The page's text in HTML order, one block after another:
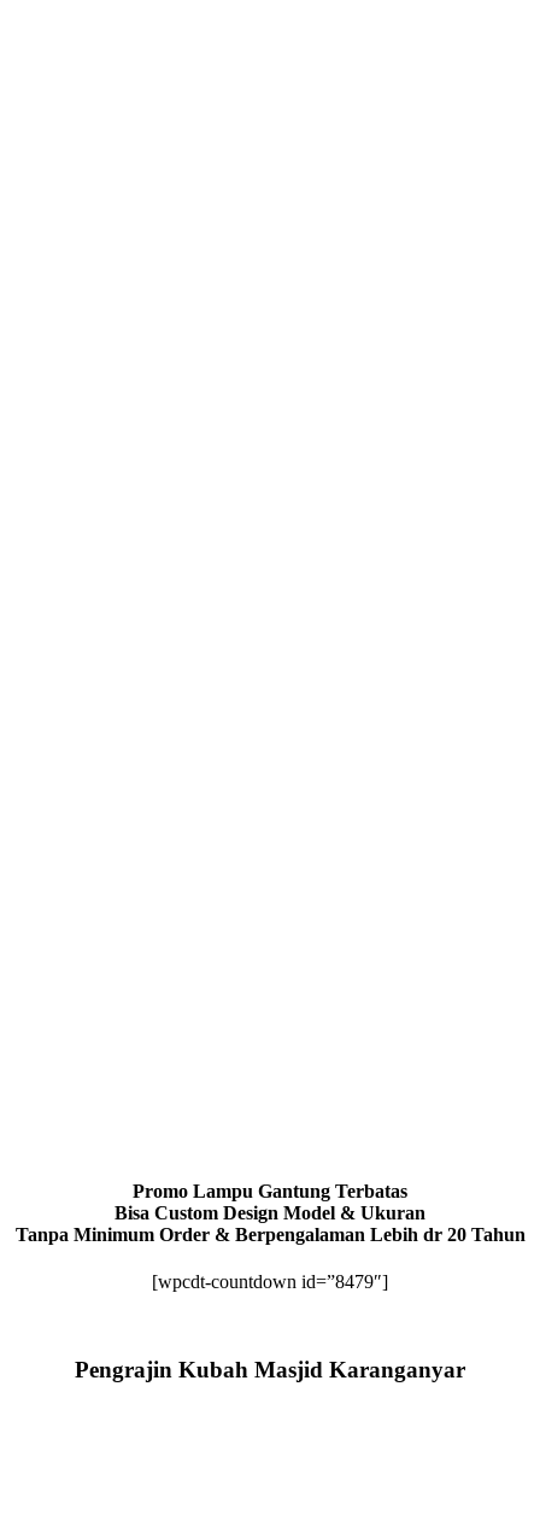
Promo Lampu Gantung Terbatas
Bisa Custom Design Model & Ukuran
Tanpa Minimum Order & Berpengalaman Lebih dr 20 Tahun
[wpcdt-countdown id=”8479″]
Pengrajin Kubah Masjid Karanganyar